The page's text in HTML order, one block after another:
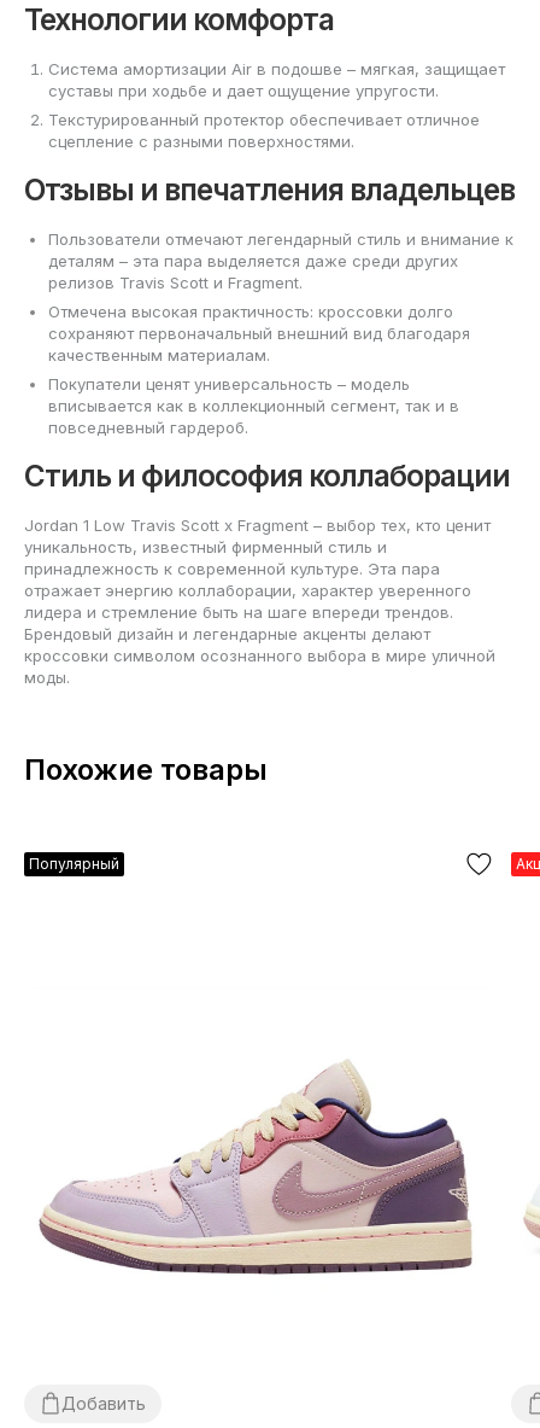
Технологии комфорта
Система амортизации Air в подошве – мягкая, защищает
суставы при ходьбе и дает ощущение упругости.
Текстурированный протектор обеспечивает отличное
сцепление с разными поверхностями.
Отзывы и впечатления владельцев
Пользователи отмечают легендарный стиль и внимание к
деталям – эта пара выделяется даже среди других
релизов Travis Scott и Fragment.
Отмечена высокая практичность: кроссовки долго
сохраняют первоначальный внешний вид благодаря
качественным материалам.
Покупатели ценят универсальность – модель
вписывается как в коллекционный сегмент, так и в
повседневный гардероб.
Стиль и философия коллаборации
Jordan 1 Low Travis Scott x Fragment – выбор тех, кто ценит
уникальность, известный фирменный стиль и
принадлежность к современной культуре. Эта пара
отражает энергию коллаборации, характер уверенного
лидера и стремление быть на шаге впереди трендов.
Брендовый дизайн и легендарные акценты делают
кроссовки символом осознанного выбора в мире уличной
моды.
Похожие товары
Популярный
Добавить